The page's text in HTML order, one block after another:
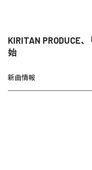
KIRITAN PRODUCE、
始
新曲情報